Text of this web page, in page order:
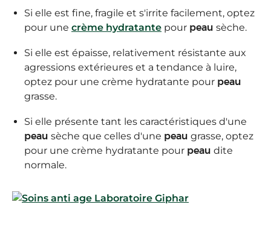
Si elle est fine, fragile et s'irrite facilement, optez
pour une crème hydratante pour peau sèche.
Si elle est épaisse, relativement résistante aux
agressions extérieures et a tendance à luire,
optez pour une crème hydratante pour peau
grasse.
Si elle présente tant les caractéristiques d'une
peau sèche que celles d'une peau grasse, optez
pour une crème hydratante pour peau dite
normale.